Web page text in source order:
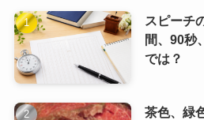
スピーチ
間、90秒
では？
茶色、緑